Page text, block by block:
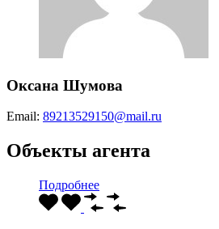
Оксана Шумова
Email: 89213529150@mail.ru
Объекты агента
Подробнее